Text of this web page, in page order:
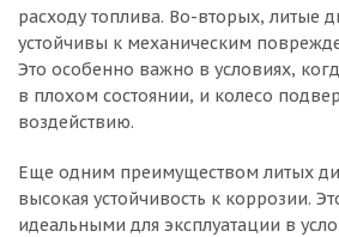
расходу топлива. Во-вторых, литые
устойчивы к механическим
Это особенно важно в условиях,
в плохом состоянии, и колесо
воздействию.
Еще одним преимуществом литых
высокая устойчивость к коррозии.
идеальными для эксплуатации в